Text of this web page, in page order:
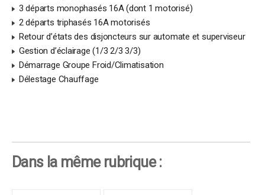
3 départs monophasés 16A (dont 1 motorisé)
2 départs triphasés 16A motorisés
Retour d’états des disjoncteurs sur automate et superviseur
Gestion d’éclairage (1/3 2/3 3/3)
Démarrage Groupe Froid/Climatisation
Délestage Chauffage
Dans la même rubrique :